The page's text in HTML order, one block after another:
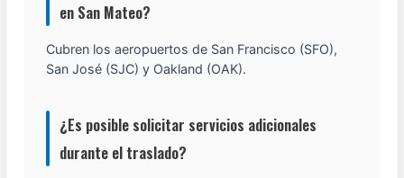
en San Mateo?
Cubren los aeropuertos de San Francisco (SFO),
San José (SJC) y Oakland (OAK).
¿Es posible solicitar servicios adicionales
durante el traslado?